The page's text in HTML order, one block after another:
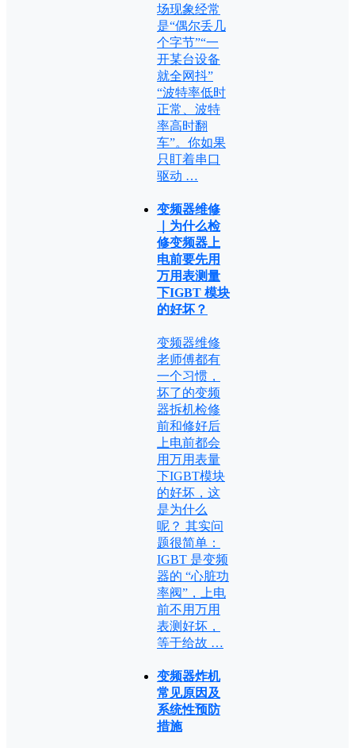
场现象经常
是“偶尔丢几
个字节”“一
开某台设备
就全网抖”
“波特率低时
正常、波特
率高时翻
车”。你如果
只盯着串口
驱动 …
变频器维修
｜为什么检
修变频器上
电前要先用
万用表测量
下IGBT 模块
的好坏？
变频器维修
老师傅都有
一个习惯，
坏了的变频
器拆机检修
前和修好后
上电前都会
用万用表量
下IGBT模块
的好坏，这
是为什么
呢？ 其实问
题很简单：
IGBT 是变频
器的 “心脏功
率阀”，上电
前不用万用
表测好坏，
等于给故 …
变频器炸机
常见原因及
系统性预防
措施